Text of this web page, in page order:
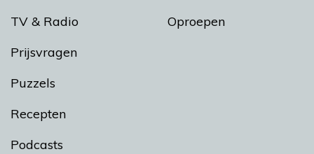
TV & Radio
Prijsvragen
Puzzels
Recepten
Podcasts
Oproepen